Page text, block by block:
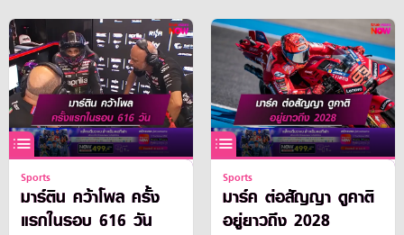
Sports
มาร์ติน คว้าโพล ครั้ง
แรกในรอบ 616 วัน
Sports
มาร์ค ต่อสัญญา ดูคาติ
อยู่ยาวถึง 2028